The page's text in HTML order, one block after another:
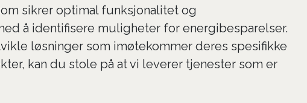
sikrer optimal funksjonalitet og
å identifisere muligheter for energibesparelser.
løsninger som imøtekommer deres spesifikke
kan du stole på at vi leverer tjenester som er